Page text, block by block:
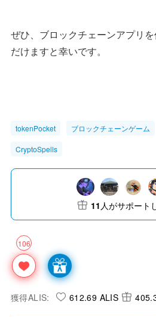
ぜひ、ブロックチェーンアプリ
だけますと幸いです。
tokenPocket ブロックチェーンゲーム
CryptoSpells
106
11 人がサポート
獲得ALIS: 612.69 ALIS